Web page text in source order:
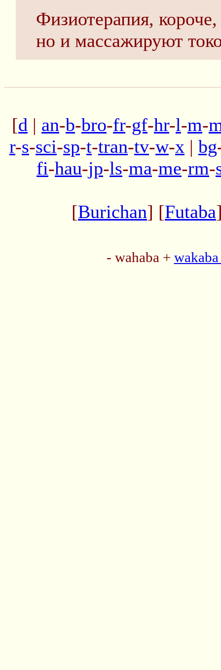
Физиотерапия,
но и массажируют
[d | an-b-bro-fr-gf-hr-l-m-
r-s-sci-sp-t-tran-tv-w-x | bg
fi-hau-jp-ls-ma-me-rm-
[Burichan] [Futaba
- wahaba +